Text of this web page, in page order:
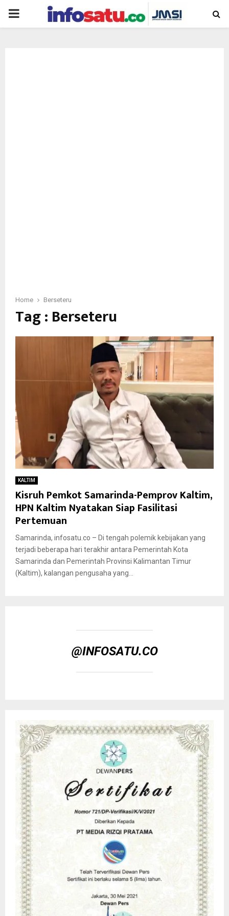
PRIMARY
Home Berseteru
Tag : Berseteru
KALTIM
Kisruh Pemkot Samarinda-Pemprov Kaltim,
HPN Kaltim Nyatakan Siap Fasilitasi
Pertemuan
Samarinda, infosatu.co – Di tengah polemik kebijakan yang
terjadi beberapa hari terakhir antara Pemerintah Kota
Samarinda dan Pemerintah Provinsi Kalimantan Timur
(Kaltim), kalangan pengusaha yang...
@INFOSATU.CO